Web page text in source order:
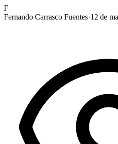
F
Fernando Carrasco Fuentes·12 de